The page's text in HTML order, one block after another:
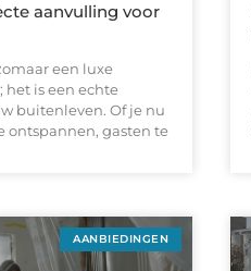
aanvulling voor
een luxe
is een echte
buitenleven. Of je nu
ontspannen, gasten te
AANBIEDINGEN